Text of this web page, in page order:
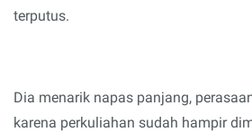
terputus.
Dia menarik napas panjang,
karena perkuliahan sudah hampir